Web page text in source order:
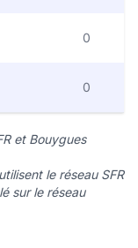
0
0
et Bouygues
le réseau SFR
sur le réseau